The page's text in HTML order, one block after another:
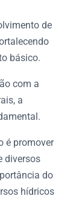
de
básico.
com a
a
é promover
diversos
do
hídricos